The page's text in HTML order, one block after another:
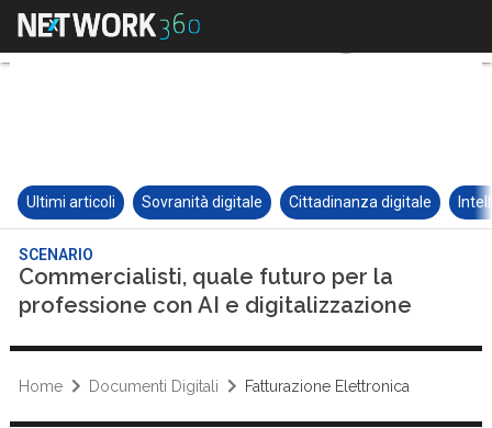
Ultimi articoli Sovranità digitale Cittadinanza digitale
SCENARIO
Commercialisti, quale futuro per la
professione con AI e digitalizzazione
Home Documenti Digitali Fatturazione Elettronica